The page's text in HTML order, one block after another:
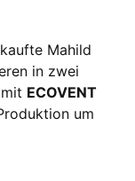
Mahild
in zwei
ECOVENT
um